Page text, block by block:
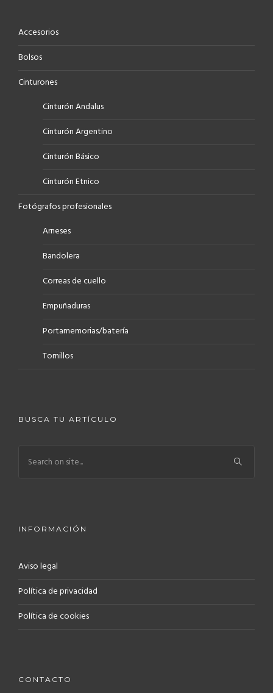
Accesorios
Bolsos
Cinturones
Cinturón Andalus
Cinturón Argentino
Cinturón Básico
Cinturón Etnico
Fotógrafos profesionales
Arneses
Bandolera
Correas de cuello
Empuñaduras
Portamemorias/batería
Tornillos
BUSCA TU ARTÍCULO
INFORMACIÓN
Aviso legal
Política de privacidad
Política de cookies
CONTACTO